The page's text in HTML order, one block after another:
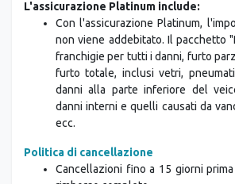
Con l'assicurazione Platinum,
non viene addebitato. Il pacchetto
franchigie per tutti i danni, furto
furto totale, inclusi vetri,
danni alla parte inferiore del
danni interni e quelli causati da
ecc.
Cancellazioni fino a 15 giorni prima
rimborso completo.